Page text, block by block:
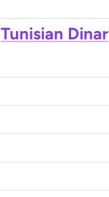
Tunisian Dinar